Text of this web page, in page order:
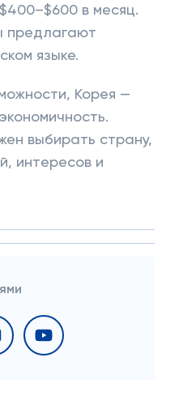
в месяц.
предлагают
языке.
Корея —
выбирать страну,
интересов и